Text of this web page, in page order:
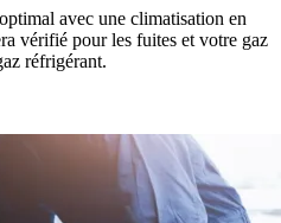
avec une climatisation en
vérifié pour les fuites et votre gaz
réfrigérant.